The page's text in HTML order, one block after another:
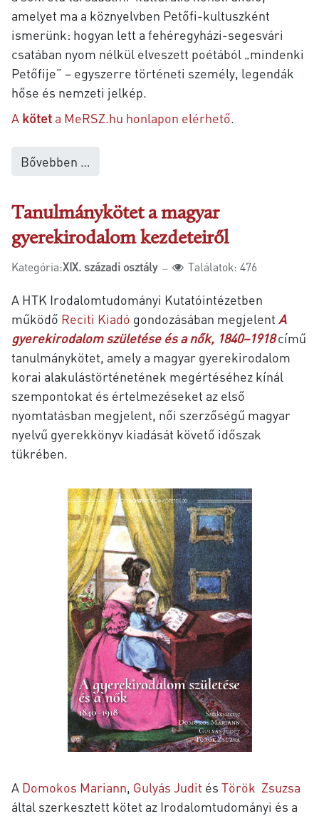
amelyet ma a köznyelvben Petőfi-kultuszként
ismerünk: hogyan lett a fehéregyházi-segesvári
csatában nyom nélkül elveszett poétából „mindenki
Petőfije” − egyszerre történeti személy, legendák
hőse és nemzeti jelkép.
A kötet a MeRSZ.hu honlapon elérhető.
Bővebben …
Tanulmánykötet a magyar
gyerekirodalom kezdeteiről
Kategória:XIX. századi osztály Találatok: 476
A HTK Irodalomtudományi Kutatóintézetben
működő Reciti Kiadó gondozásában megjelent A
gyerekirodalom születése és a nők, 1840–1918című
tanulmánykötet, amely a magyar gyerekirodalom
korai alakulástörténetének megértéséhez kínál
szempontokat és értelmezéseket az első
nyomtatásban megjelent, női szerzőségű magyar
nyelvű gyerekkönyv kiadását követő időszak
tükrében.
A Domokos Mariann, Gulyás Judit és Török Zsuzsa
által szerkesztett kötet az Irodalomtudományi és a